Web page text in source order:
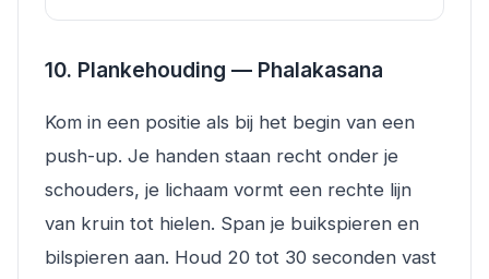
10. Plankehouding — Phalakasana
Kom in een positie als bij het begin van een
push-up. Je handen staan recht onder je
schouders, je lichaam vormt een rechte lijn
van kruin tot hielen. Span je buikspieren en
bilspieren aan. Houd 20 tot 30 seconden vast